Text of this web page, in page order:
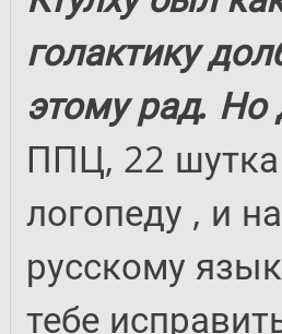
голактику
этому рад. Но
ППЦ, 22 шутка
логопеду , и
русскому
тебе